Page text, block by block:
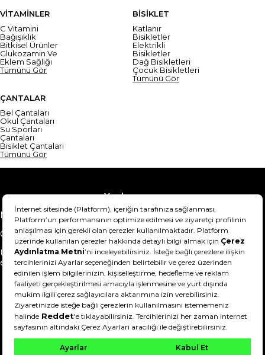
VİTAMİNLER
C Vitamini
Bağışıklık
Bitkisel Ürünler
Glukozamin Ve
Eklem Sağlığı
Tümünü Gör
BİSİKLET
Katlanır
Bisikletler
Elektrikli
Bisikletler
Dağ Bisikletleri
Çocuk Bisikletleri
Tümünü Gör
ÇANTALAR
Bel Çantaları
Okul Çantaları
Su Sporları
Çantaları
Bisiklet Çantaları
Tümünü Gör
Yardım
Mesafeli Satış Sözleşmesi
Teslimat Bilgisi
Gizlilik Sözleşmesi
Şartlar & Koşullar
Ürünümü nasıl iade
edebilirim?
Hakkımızda
DeFactoFIT ©️ 2022-2026. Tüm hakları saklıdır.